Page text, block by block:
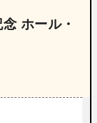
ホール・